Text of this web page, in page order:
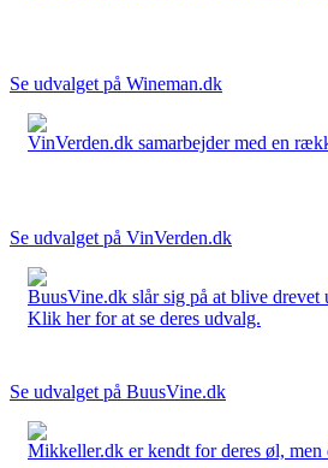
Se udvalget på Wineman.dk
VinVerden.dk samarbejder med en
Se udvalget på VinVerden.dk
BuusVine.dk slår sig på at blive
Klik her for at se deres udvalg.
Se udvalget på BuusVine.dk
Mikkeller.dk er kendt for deres øl,